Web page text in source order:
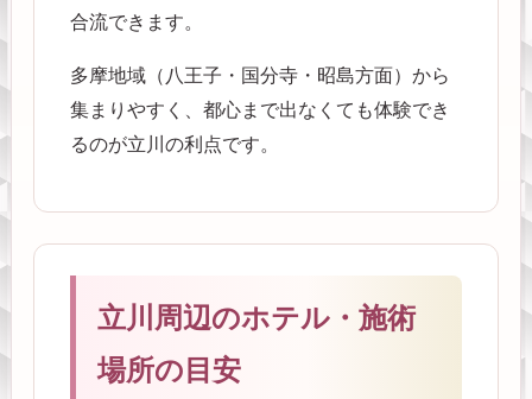
合流できます。
多摩地域（八王子・国分寺・昭島方面）から
集まりやすく、都心まで出なくても体験でき
るのが立川の利点です。
立川周辺のホテル・施術
場所の目安